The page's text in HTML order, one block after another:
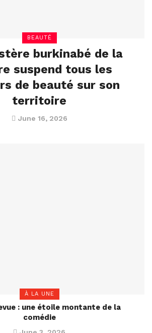
BEAUTÉ
burkinabé de la
suspend tous les
de beauté sur son
territoire
June 16, 2026
À LA UNE
: une étoile montante de la
comédie